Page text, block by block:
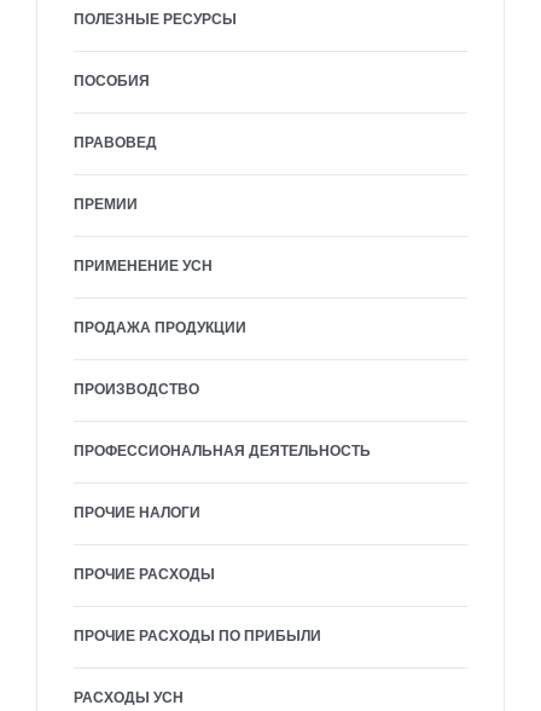
ПОЛЕЗНЫЕ РЕСУРСЫ
ПОСОБИЯ
ПРАВОВЕД
ПРЕМИИ
ПРИМЕНЕНИЕ УСН
ПРОДАЖА ПРОДУКЦИИ
ПРОИЗВОДСТВО
ПРОФЕССИОНАЛЬНАЯ ДЕЯТЕЛЬНОСТЬ
ПРОЧИЕ НАЛОГИ
ПРОЧИЕ РАСХОДЫ
ПРОЧИЕ РАСХОДЫ ПО ПРИБЫЛИ
РАСХОДЫ УСН